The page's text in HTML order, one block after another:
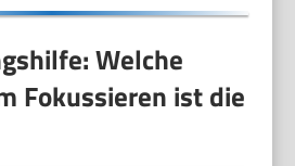
Welche
Fokussieren ist die